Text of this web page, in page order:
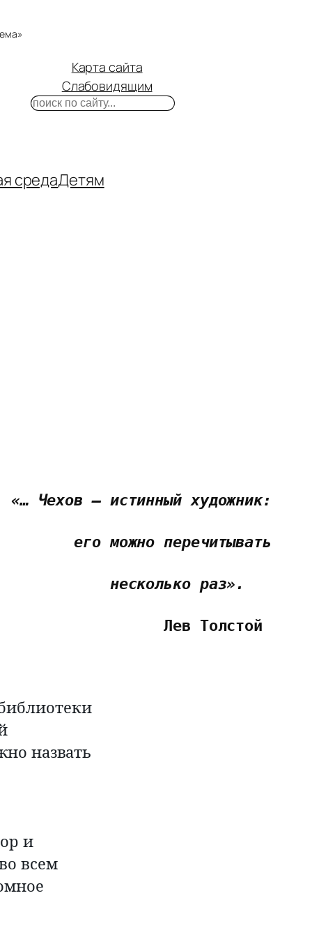
Карта сайта
Слабовидящим
Поиск
средаДетям
«… Чехов – истинный художник:
его можно перечитывать
несколько раз».
Лев Толстой
назвать
и
всем